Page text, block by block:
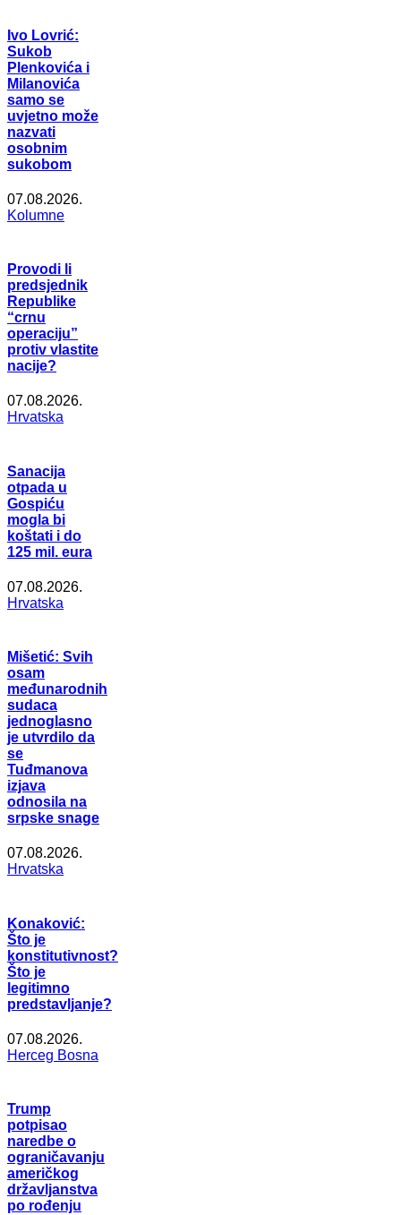
Ivo Lovrić:
Sukob
Plenkovića i
Milanovića
samo se
uvjetno može
nazvati
osobnim
sukobom
07.08.2026.
Kolumne
Provodi li
predsjednik
Republike
“crnu
operaciju”
protiv vlastite
nacije?
07.08.2026.
Hrvatska
Sanacija
otpada u
Gospiću
mogla bi
koštati i do
125 mil. eura
07.08.2026.
Hrvatska
Mišetić: Svih
osam
međunarodnih
sudaca
jednoglasno
je utvrdilo da
se
Tuđmanova
izjava
odnosila na
srpske snage
07.08.2026.
Hrvatska
Konaković:
Što je
konstitutivnost?
Što je
legitimno
predstavljanje?
07.08.2026.
Herceg Bosna
Trump
potpisao
naredbe o
ograničavanju
američkog
državljanstva
po rođenju